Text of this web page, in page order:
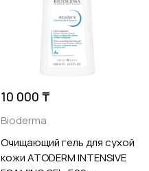
10 000 ₸
Bioderma
Очищающий гель для сухой
кожи ATODERM INTENSIVE